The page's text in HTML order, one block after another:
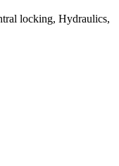
locking, Hydraulics,